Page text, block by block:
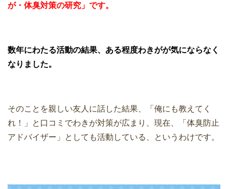
が・体臭対策の研究」です。
数年にわたる活動の結果、 ある程度わきがが気にならなく
なりました。
そのことを親しい友人に話した結果、「俺にも教えてく
れ！」と口コミでわきが対策が広まり、現在、「体臭防止
アドバイザー」としても活動している、というわけです。